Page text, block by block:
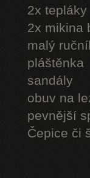
2x tepláky
2x mikina
malý
pláštěnka
sandály
obuv na
pevnější
Čepice či